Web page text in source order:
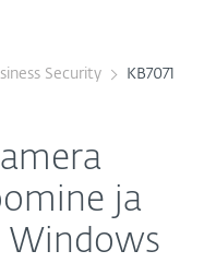
Security KB7071
ja
Windows